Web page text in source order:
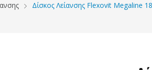
Δίσκος Λείανσης Flexovit Megaline